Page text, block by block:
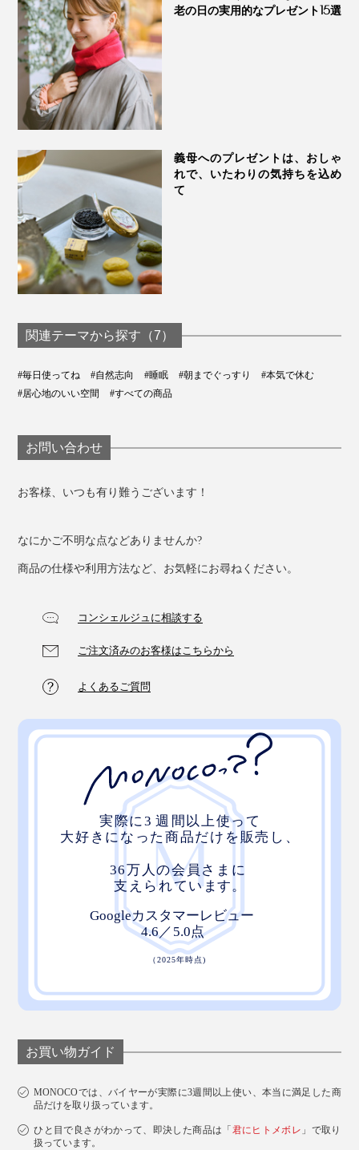
老の日の実用的なプレゼント15選
義母へのプレゼントは、おしゃ
れで、いたわりの気持ちを込め
て
関連テーマから探す（7）
#毎日使ってね #自然志向 #睡眠 #朝までぐっすり
#本気で休む
#居心地のいい空間
#すべての商品
お問い合わせ
お客様、いつも有り難うございます！
なにかご不明な点などありませんか?
商品の仕様や利用方法など、お気軽にお尋ねください。
コンシェルジュに相談する
ご注文済みのお客様はこちらから
よくあるご質問
お買い物ガイド
MONOCOでは、バイヤーが実際に3週間以上使い、本当に満足した商
品だけを取り扱っています。
ひと目で良さがわかって、即決した商品は「 君にヒトメボレ 」で取り
扱っています。